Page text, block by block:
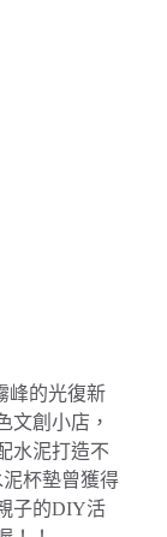
峰的光復新
文創小店，
水泥打造不
杯墊曾獲得
子的DIY活